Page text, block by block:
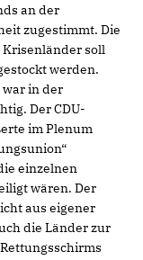
an der
zugestimmt. Die
soll
werden.
in der
Der CDU-
im Plenum
einzelnen
wären. Der
aus eigener
die Länder zur